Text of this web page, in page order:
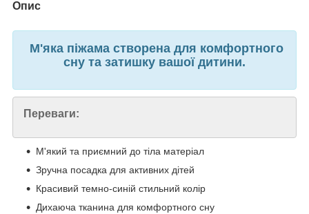
Опис
М'яка піжама створена для комфортного
сну та затишку вашої дитини.
Переваги:
М'який та приємний до тіла матеріал
Зручна посадка для активних дітей
Красивий темно-синій стильний колір
Дихаюча тканина для комфортного сну